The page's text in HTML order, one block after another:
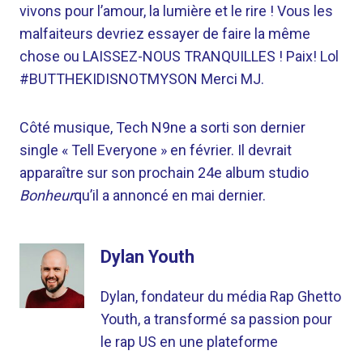
vivons pour l’amour, la lumière et le rire ! Vous les
malfaiteurs devriez essayer de faire la même
chose ou LAISSEZ-NOUS TRANQUILLES ! Paix! Lol
#BUTTHEKIDISNOTMYSON Merci MJ.
Côté musique, Tech N9ne a sorti son dernier
single « Tell Everyone » en février. Il devrait
apparaître sur son prochain 24e album studio
Bonheurqu’il a annoncé en mai dernier.
Dylan Youth
Dylan, fondateur du média Rap Ghetto
Youth, a transformé sa passion pour
le rap US en une plateforme